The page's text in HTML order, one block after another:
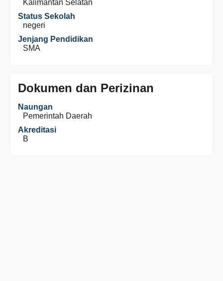
Kalimantan Selatan
Status Sekolah
negeri
Jenjang Pendidikan
SMA
Dokumen dan Perizinan
Naungan
Pemerintah Daerah
Akreditasi
B